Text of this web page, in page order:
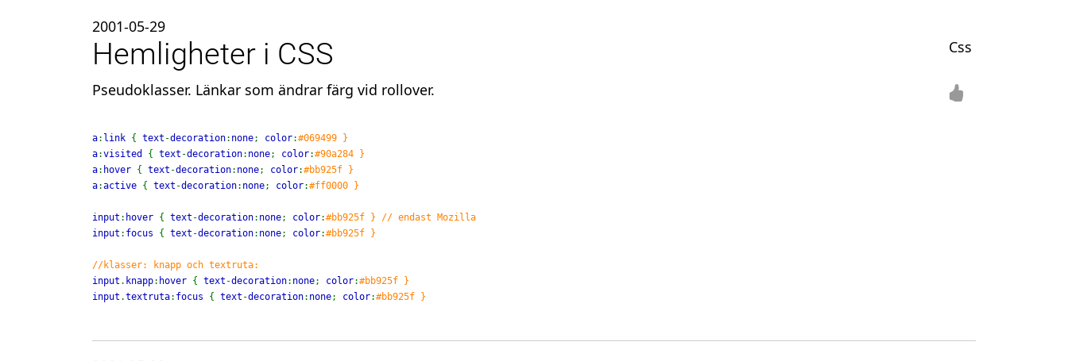
2001-05-29
Hemligheter i CSS Css
Pseudoklasser. Länkar som ändrar färg vid rollover.
a: link { text -decoration: none; color:
a:visited { text -decoration: none; color:
a: hover { text -decoration: none; color:
a:active { text -decoration: none; color:#ff0000 }
input : hover { text -decoration: none; color:
input : focus { text -decoration: none; color:#bb925f }
input . knapp: hover { text -decoration: none; color:
input .textruta: focus { text -decoration: none; color:#bb925f }